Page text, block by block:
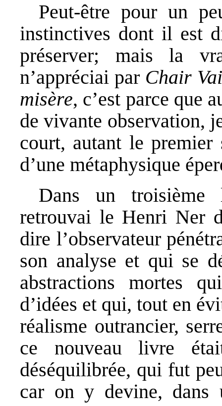
Peut-être pour un
instinctives dont il est
préserver; mais la
n’appréciai par Chair
misère, c’est parce que
de vivante observation,
court, autant le premier
d’une métaphysique
Dans un troisième
retrouvai le Henri Ner
dire l’observateur
son analyse et qui se
abstractions mortes
d’idées et qui, tout en
réalisme outrancier,
ce nouveau livre
déséquilibrée, qui fut
car on y devine, dans